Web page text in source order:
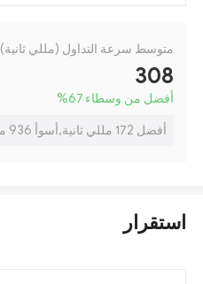
متوسط سرعة التداول (مللي ثانية)
308
أفضل من وسطاء 67
%
أفضل 172 مللي ثانية,أسوأ 936 مللي ثانية
استقرار